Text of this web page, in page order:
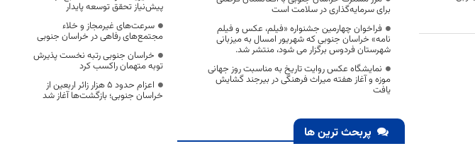
برای سرمایه‌گذاری در سلامت است
فراخوان چهارمین جشنواره «فیلم، عکس و فیلم
نامه» خراسان جنوبی که شهریور امسال به میزبانی
شهرستان فردوس برگزار می شود، منتشر شد.
نمایشگاه عکس روایت تاریخ به‌ مناسبت روز جهانی
موزه و آغاز هفته میراث‌ فرهنگی در بیرجند گشایش
یافت
پربحث ترین ها
پیش‌نیاز تحقق توسعه پایدار
سرعت‌های غیرمجاز و خلاء
مجتمع‌های رفاهی در خراسان جنوبی
خراسان جنوبی رتبه نخست پذیرش
توبه متهمان راکسب کرد
اعزام حدود 5 هزار زائر اربعین از
خراسان جنوبی؛ بازگشت‌ها آغاز شد